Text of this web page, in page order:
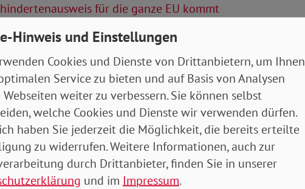
für die ganze EU kommt
April 2024 (Bundesverband)- 5 MB
Hinweis und Einstellungen
Cookies und Dienste von Drittanbietern, um Ihnen
Service zu bieten und auf Basis von Analysen
Webseiten weiter zu verbessern. Sie können selbst
welche Cookies und Dienste wir verwenden dürfen.
haben Sie jederzeit die Möglichkeit, die bereits erteilte
zu widerrufen. Weitere Informationen, auch zur
durch Drittanbieter, finden Sie in unserer
und im Impressum.